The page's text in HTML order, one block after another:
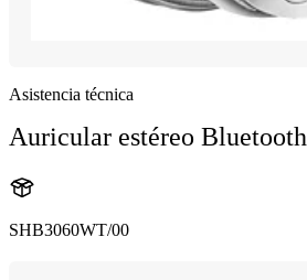
Asistencia técnica
Auricular estéreo Bluetooth
SHB3060WT/00